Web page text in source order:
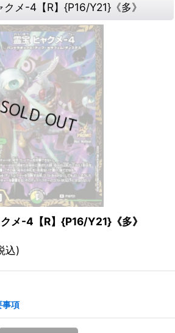
クメ-4【R】{P16/Y21}《多》
メ-4【R】{P16/Y21}《多》
込)
事項